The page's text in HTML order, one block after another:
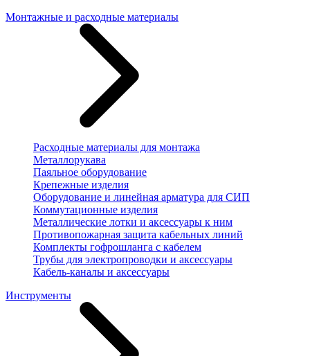
Монтажные и расходные материалы
Расходные материалы для монтажа
Металлорукава
Паяльное оборудование
Крепежные изделия
Оборудование и линейная арматура для СИП
Коммутационные изделия
Металлические лотки и аксессуары к ним
Противопожарная защита кабельных линий
Комплекты гофрошланга с кабелем
Трубы для электропроводки и аксессуары
Кабель-каналы и аксессуары
Инструменты